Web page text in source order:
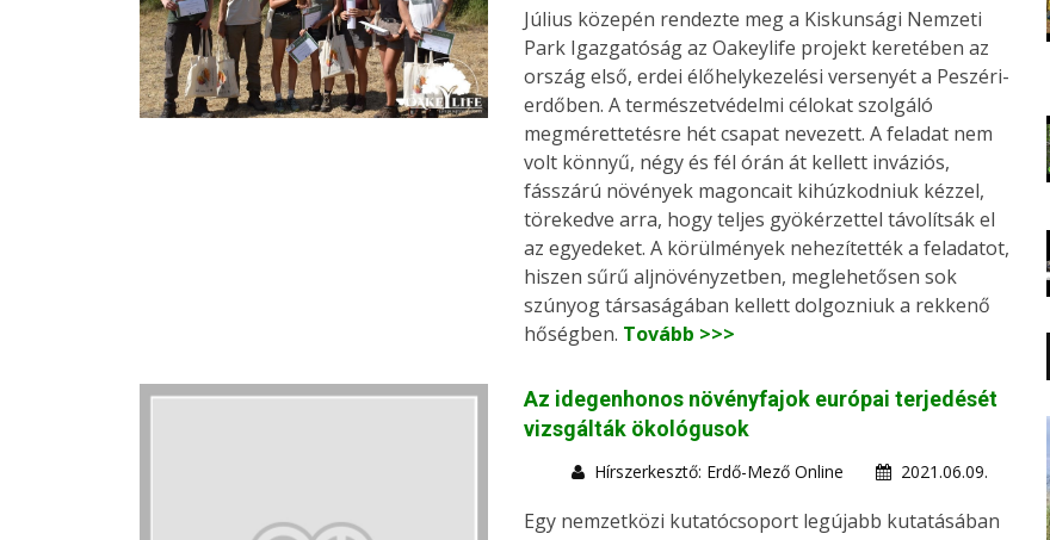
Július közepén rendezte meg a Kiskunsági Nemzeti
Park Igazgatóság az Oakeylife projekt keretében az
ország első, erdei élőhelykezelési versenyét a Peszéri-
erdőben. A természetvédelmi célokat szolgáló
megmérettetésre hét csapat nevezett. A feladat nem
volt könnyű, négy és fél órán át kellett inváziós,
fásszárú növények magoncait kihúzkodniuk kézzel,
törekedve arra, hogy teljes gyökérzettel távolítsák el
az egyedeket. A körülmények nehezítették a feladatot,
hiszen sűrű aljnövényzetben, meglehetősen sok
szúnyog társaságában kellett dolgozniuk a rekkenő
hőségben. Tovább >>>
Az idegenhonos növényfajok európai terjedését
vizsgálták ökológusok
Hírszerkesztő: Erdő-Mező Online 2021.06.09.
Egy nemzetközi kutatócsoport legújabb kutatásában